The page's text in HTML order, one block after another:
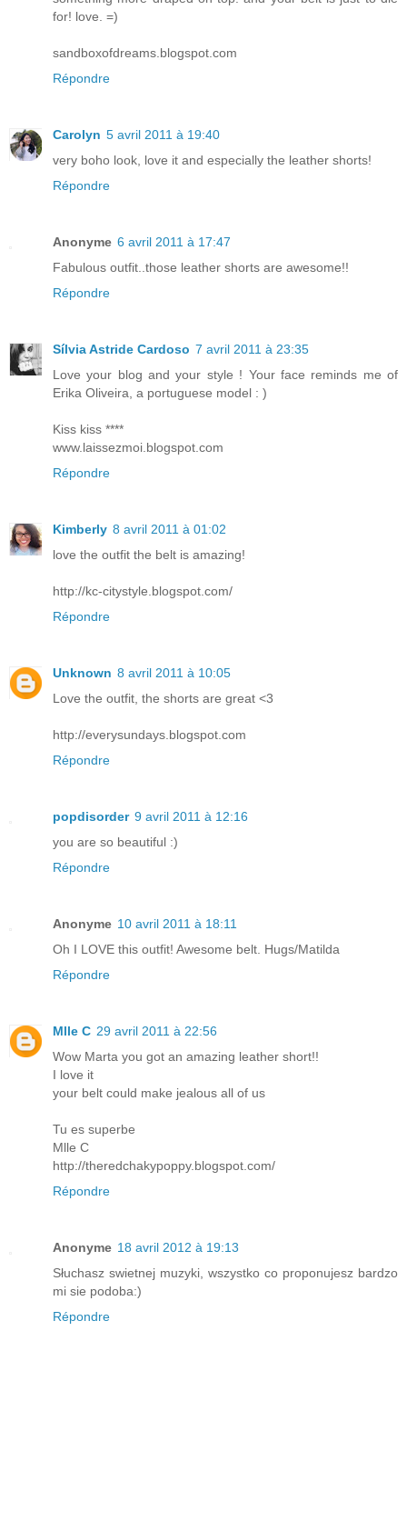
for! love. =)
sandboxofdreams.blogspot.com
Répondre
Carolyn 5 avril 2011 à 19:40
very boho look, love it and especially the leather shorts!
Répondre
Anonyme 6 avril 2011 à 17:47
Fabulous outfit..those leather shorts are awesome!!
Répondre
Sílvia Astride Cardoso 7 avril 2011 à 23:35
Love your blog and your style ! Your face reminds me of
Erika Oliveira, a portuguese model : )
Kiss kiss ****
www.laissezmoi.blogspot.com
Répondre
Kimberly 8 avril 2011 à 01:02
love the outfit the belt is amazing!
http://kc-citystyle.blogspot.com/
Répondre
Unknown 8 avril 2011 à 10:05
Love the outfit, the shorts are great <3
http://everysundays.blogspot.com
Répondre
popdisorder 9 avril 2011 à 12:16
you are so beautiful :)
Répondre
Anonyme 10 avril 2011 à 18:11
Oh I LOVE this outfit! Awesome belt. Hugs/Matilda
Répondre
Mlle C 29 avril 2011 à 22:56
Wow Marta you got an amazing leather short!!
I love it
your belt could make jealous all of us
Tu es superbe
Mlle C
http://theredchakypoppy.blogspot.com/
Répondre
Anonyme 18 avril 2012 à 19:13
Słuchasz swietnej muzyki, wszystko co proponujesz bardzo
mi sie podoba:)
Répondre